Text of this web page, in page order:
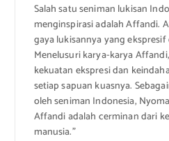
Salah satu seniman lukisan
menginspirasi adalah Affandi.
gaya lukisannya yang
Menelusuri karya-karya
kekuatan ekspresi dan
setiap sapuan kuasnya.
oleh seniman Indonesia,
Affandi adalah cerminan dari
manusia.”